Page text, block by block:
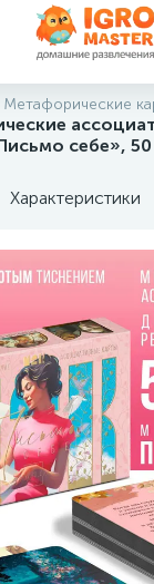
Метафорические
себе», 50
Характеристики